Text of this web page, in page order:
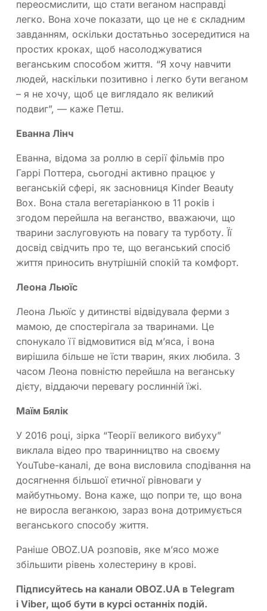
переосмислити, що стати веганом насправді
легко. Вона хоче показати, що це не є складним
завданням, оскільки достатьньо зосередитися на
простих кроках, щоб насолоджуватися
веганським способом життя. “Я хочу навчити
людей, наскільки позитивно і легко бути веганом
– я не хочу, щоб це виглядало як великий
подвиг”, — каже Петш.
Еванна Лінч
Еванна, відома за роллю в серії фільмів про
Гаррі Поттера, сьогодні активно працює у
веганській сфері, як засновниця Kinder Beauty
Box. Вона стала вегетаріанкою в 11 років і
згодом перейшла на веганство, вважаючи, що
тварини заслуговують на повагу та турботу. Її
досвід свідчить про те, що веганський спосіб
життя приносить внутрішній спокій та комфорт.
Леона Льюїс
Леона Льюїс у дитинстві відвідувала ферми з
мамою, де спостерігала за тваринами. Це
спонукало її відмовитися від м’яса, і вона
вирішила більше не їсти тварин, яких любила. З
часом Леона повністю перейшла на веганську
дієту, віддаючи перевагу рослинній їжі.
Маїм Бялік
У 2016 році, зірка “Теорії великого вибуху”
виклала відео про тваринництво на своєму
YouTube-каналі, де вона висловила сподівання на
досягнення більшої етичної рівноваги у
майбутньому. Вона каже, що попри те, що вона
не виросла веганкою, зараз вона дотримується
веганського способу життя.
Раніше OBOZ.UA розповів, яке м’ясо може
збільшити рівень холестерину в крові.
Підписуйтесь на канали OBOZ.UA в Telegram
і Viber, щоб бути в курсі останніх подій.